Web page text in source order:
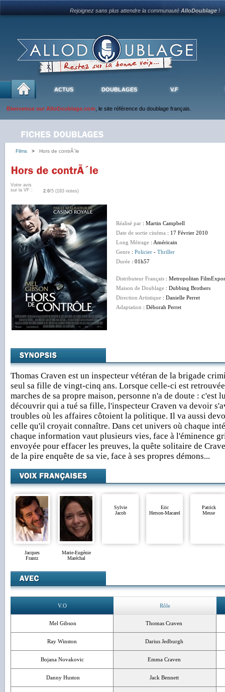
Rejoignez sans plus attendre la communautéAlloDoublage !
ACTUS DOUBLAGES V.F
Bienvenue sur AlloDoublage.com , le site référence du doublage français.
Films > Hors de contrÃ´le
Votre avis
sur la VF :
2.0/5 (183 notes)
Réalisé par : Martin Campbell
Date de sortie cinéma : 17 Février 2010
Long Métrage : Américain
Genre : Policier - Thriller
Durée : 01h57
Distributeur Français : Metropolitan
Maison de Doublage : Dubbing Brothers
Direction Artistique : Danielle Perret
Adaptation : Déborah Perret
Thomas Craven est un inspecteur vétéran de la brigade
seul sa fille de vingt-cinq ans. Lorsque celle-ci est retrouvée
marches de sa propre maison, personne n'a de doute : c'est
découvrir qui a tué sa fille, l'inspecteur Craven va devoir
troubles où les affaires côtoient la politique. Il va aussi
celle qu'il croyait connaître. Dans cet univers où chaque
chaque information vaut plusieurs vies, face à l'éminence
envoyée pour effacer les preuves, la quête solitaire de
de la pire enquête de sa vie, face à ses propres démons...
Jacques
Frantz
Marie-Eugénie
Maréchal
Sylvie
Jacob
Eric
Herson-Macarel
Patrick
Messe
V.O Rôle
Mel Gibson Thomas Craven
Ray Winston Darius Jedburgh
Bojana Novakovic Emma Craven
Danny Huston Jack Bennett